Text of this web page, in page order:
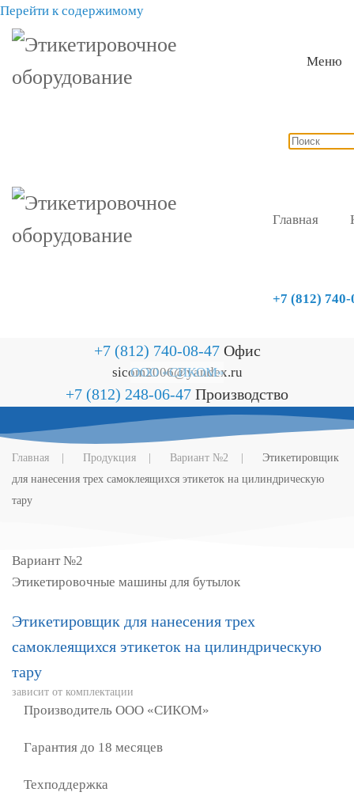
Перейти к содержимому
Меню
Главная
+7 (812) 740-
+7 (812) 740-08-47Офис
sicom2006@yandex.ru
+7 (812) 248-06-47 Производство
ООО «СИКОМ»
Главная Продукция Вариант №2
Этикетировщик
для нанесения трех самоклеящихся этикеток на цилиндрическую
тару
Вариант №2
Этикетировочные машины для бутылок
Этикетировщик для нанесения трех
самоклеящихся этикеток на цилиндрическую
тару
зависит от комплектации
Производитель ООО «СИКОМ»
Гарантия до 18 месяцев
Техподдержка